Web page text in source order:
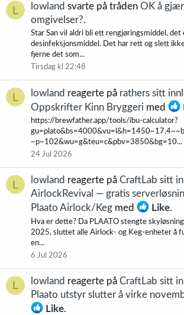
L lowland svarte på tråden OK å
omgivelser?.
Star San vil aldri bli ett rengjøringsmiddel, det
desinfeksjonsmiddel. Det har rett og slett
fjerne det som...
Tirsdag kl 22:48
L lowland reagerte på rathers sitt
Oppskrifter Kinn Bryggeri med
https://brewfather.app/tools/ibu-calculator?
~p~102&wu=g&teu=c&pbv=3850&bg=10...
24 Jul 2026
L lowland reagerte på CraftLab sitt
AirlockRevival — gratis
Plaato Airlock/Keg med Like.
Hva er dette? Da PLAATO stengte
2025, sluttet alle Airlock- og Keg-enheter å
en...
6 Jul 2026
L lowland reagerte på CraftLab sitt
Plaato utstyr slutter å virke
Like.